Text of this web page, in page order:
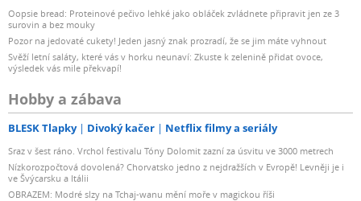
Oopsie bread: Proteinové pečivo lehké jako obláček zvládnete připravit jen ze 3
surovin a bez mouky
Pozor na jedovaté cukety! Jeden jasný znak prozradí, že se jim máte vyhnout
Svěží letní saláty, které vás v horku neunaví: Zkuste k zelenině přidat ovoce,
výsledek vás mile překvapí!
Hobby a zábava
BLESK Tlapky Divoký kačer Netflix filmy a seriály
Sraz v šest ráno. Vrchol festivalu Tóny Dolomit zazní za úsvitu ve 3000 metrech
Nízkorozpočtová dovolená? Chorvatsko jedno z nejdražších v Evropě! Levněji je i
ve Švýcarsku a Itálii
OBRAZEM: Modré slzy na Tchaj-wanu mění moře v magickou říši